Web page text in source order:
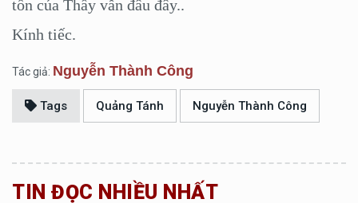
tốn của Thầy vẫn đâu đây..
Kính tiếc.
Tác giả: Nguyễn Thành Công
Tags Quảng Tánh Nguyễn Thành Công
TIN ĐỌC NHIỀU NHẤT